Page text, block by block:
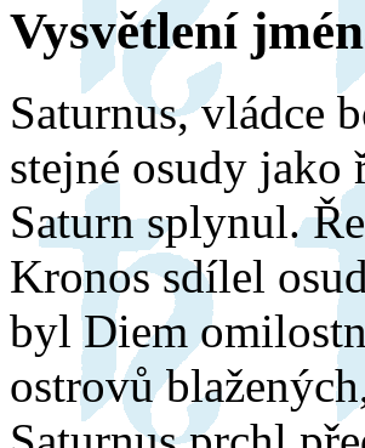
Vysvětlení
Saturnus, vládce
stejné osudy jako
Saturn splynul.
Kronos sdílel
byl Diem
ostrovů